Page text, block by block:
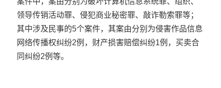
领导传销活动罪、侵犯商业秘密罪、敲诈勒索罪等；
其中涉及民事的5个案件，其案由分别为侵害作品信息
网络传播权纠纷2例，财产损害赔偿纠纷1例，买卖合
同纠纷2例等。